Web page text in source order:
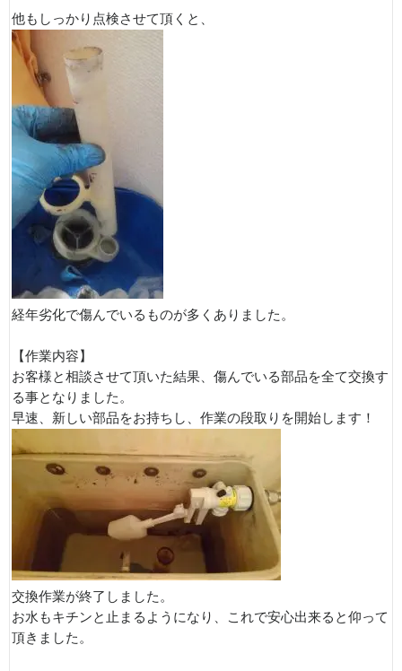
他もしっかり点検させて頂くと、
経年劣化で傷んでいるものが多くありました。
【作業内容】
お客様と相談させて頂いた結果、傷んでいる部品を全て交換す
る事となりました。
早速、新しい部品をお持ちし、作業の段取りを開始します！
交換作業が終了しました。
お水もキチンと止まるようになり、これで安心出来ると仰って
頂きました。